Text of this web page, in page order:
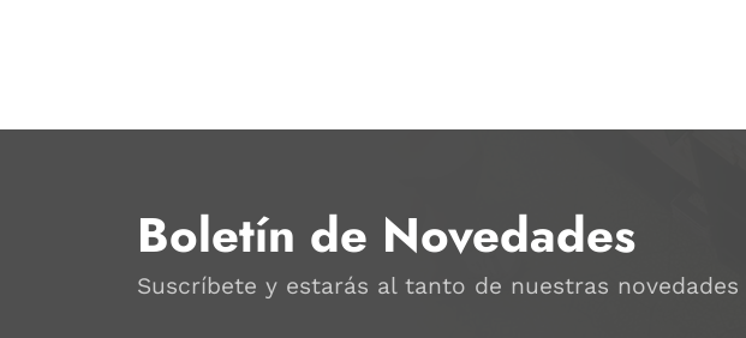
Boletín de Novedades
Suscríbete y estarás al tanto de nuestras novedades